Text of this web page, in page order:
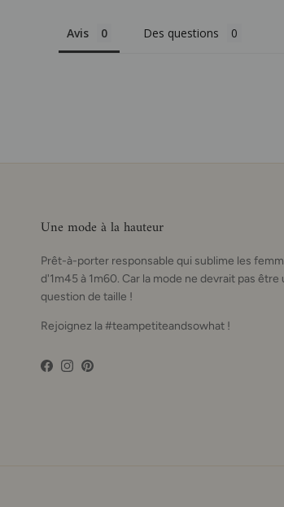
Avis Des questions
Une mode à la hauteur
Prêt-à-porter responsable qui sublime les
d'1m45 à 1m60. Car la mode ne devrait pas être
question de taille !
Rejoignez la #teampetiteandsowhat !
Facebook
Instagram
Pinterest